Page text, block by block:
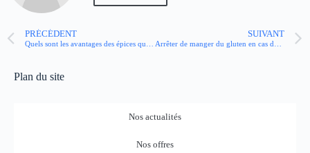
PRÉCÉDENT SUIVANT
Plan du site
Nos actualités
Nos offres